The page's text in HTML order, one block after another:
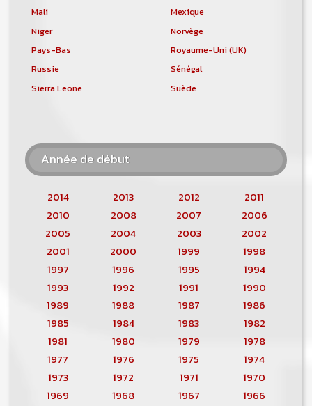
Mali
Mexique
Niger
Norvège
Pays-Bas
Royaume-Uni (UK)
Russie
Sénégal
Sierra Leone
Suède
Année de début
2014 2013 2012
2011
2010
2008 2007
2006
2005
2004 2003
2002
2001
2000 1999
1998
1997
1996 1995
1994
1993
1992 1991
1990
1989
1988 1987
1986
1985
1984 1983
1982
1981
1980 1979
1978
1977
1976 1975
1974
1973
1972 1971
1970
1969
1968 1967
1966